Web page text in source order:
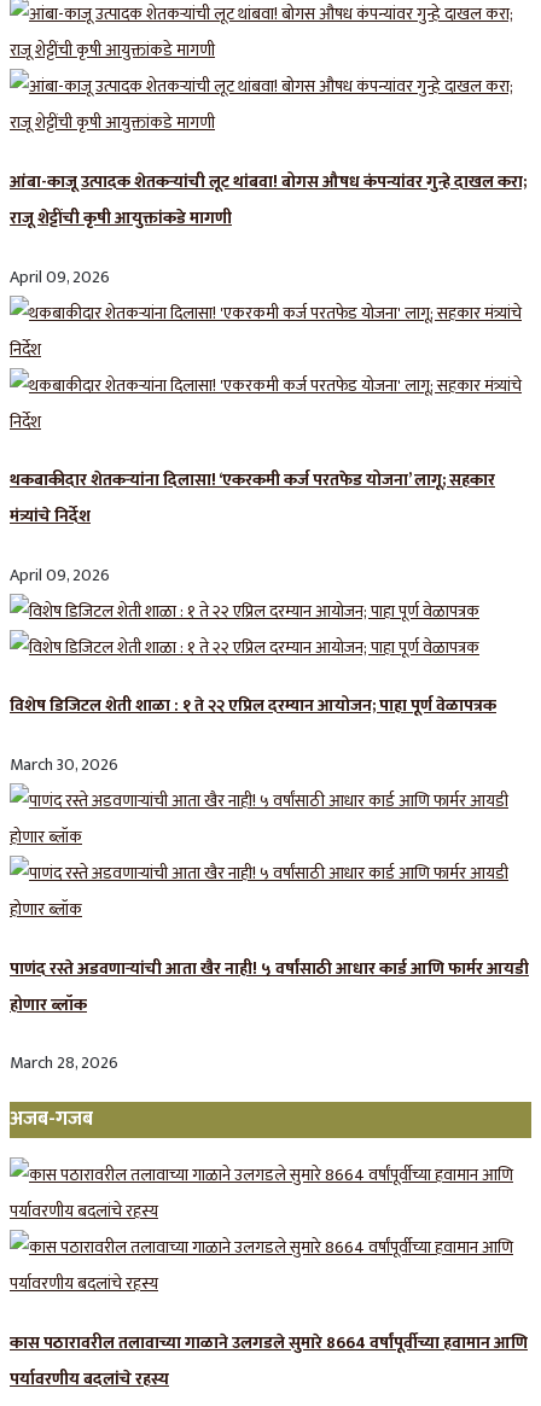
आंबा-काजू उत्पादक शेतकऱ्यांची लूट थांबवा! बोगस औषध कंपन्यांवर गुन्हे दाखल करा;
राजू शेट्टींची कृषी आयुक्तांकडे मागणी
April 09, 2026
थकबाकीदार शेतकऱ्यांना दिलासा! ‘एकरकमी कर्ज परतफेड योजना’ लागू; सहकार
मंत्र्यांचे निर्देश
April 09, 2026
विशेष डिजिटल शेती शाळा : १ ते २२ एप्रिल दरम्यान आयोजन; पाहा पूर्ण वेळापत्रक
March 30, 2026
पाणंद रस्ते अडवणाऱ्यांची आता खैर नाही! ५ वर्षांसाठी आधार कार्ड आणि फार्मर आयडी
होणार ब्लॉक
March 28, 2026
अजब-गजब
कास पठारावरील तलावाच्या गाळाने उलगडले सुमारे 8664 वर्षांपूर्वीच्या हवामान आणि
पर्यावरणीय बदलांचे रहस्य